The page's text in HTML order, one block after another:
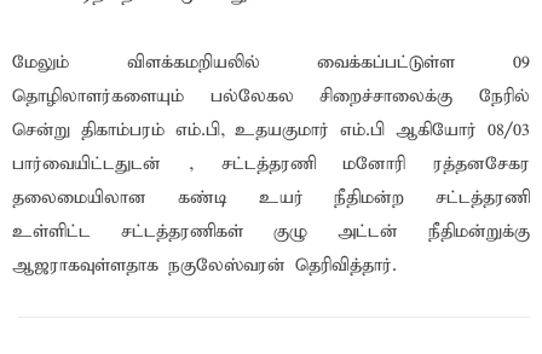
மேலும் விளக்கமறியலில் வைக்கப்பட்டுள்ள 09
தொழிலாளர்களையும் பல்லேகல சிறைச்சாலைக்கு நேரில்
சென்று திகாம்பரம் எம்.பி, உதயகுமார் எம்.பி ஆகியோர் 08/03
பார்வையிட்டதுடன் , சட்டத்தரணி மனோரி ரத்தனசேகர
தலைமையிலான கண்டி உயர் நீதிமன்ற சட்டத்தரணி
உள்ளிட்ட சட்டத்தரணிகள் குழு அட்டன் நீதிமன்றுக்கு
ஆஜராகவுள்ளதாக நகுலேஸ்வரன் தெரிவித்தார்.